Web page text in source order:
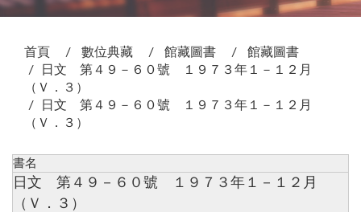
首頁 數位典藏 館藏圖書
館藏圖書
日文 第４９－６０號 １９７３年１－１２月
（Ｖ．３）
日文 第４９－６０號 １９７３年１－１２月
（Ｖ．３）
書名
日文 第４９－６０號 １９７３年１－１２月
（Ｖ．３）